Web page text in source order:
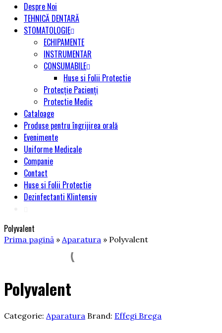
Despre Noi
TEHNICĂ DENTARĂ
STOMATOLOGIE
ECHIPAMENTE
INSTRUMENTAR
CONSUMABILE
Huse si Folii Protectie
Protecție Pacienți
Protectie Medic
Cataloage
Produse pentru îngrijirea orală
Evenimente
Uniforme Medicale
Companie
Contact
Huse si Folii Protectie
Dezinfectanti Klintensiv
Polyvalent
Prima pagină » Aparatura » Polyvalent
Polyvalent
Categorie: Aparatura Brand: Effegi Brega